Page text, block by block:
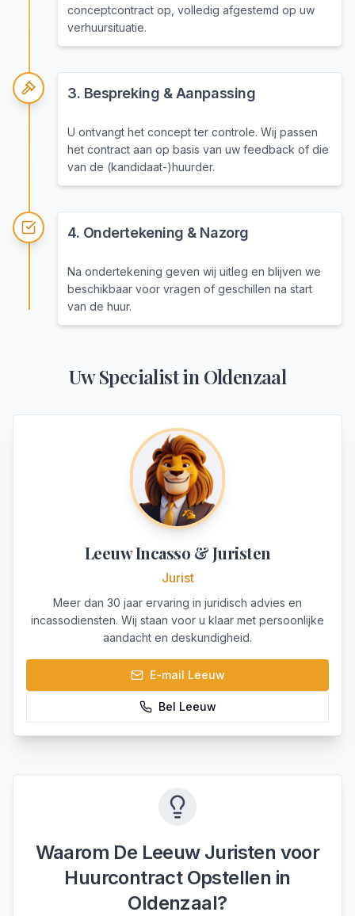
conceptcontract op, volledig afgestemd op uw
verhuursituatie.
3. Bespreking & Aanpassing
U ontvangt het concept ter controle. Wij passen
het contract aan op basis van uw feedback of die
van de (kandidaat-)huurder.
4. Ondertekening & Nazorg
Na ondertekening geven wij uitleg en blijven we
beschikbaar voor vragen of geschillen na start
van de huur.
Uw Specialist in Oldenzaal
Leeuw Incasso & Juristen
Jurist
Meer dan 30 jaar ervaring in juridisch advies en
incassodiensten. Wij staan voor u klaar met persoonlijke
aandacht en deskundigheid.
E-mail Leeuw
Bel Leeuw
Waarom De Leeuw Juristen voor
Huurcontract Opstellen in
Oldenzaal?